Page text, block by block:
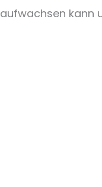
aufwachsen kann